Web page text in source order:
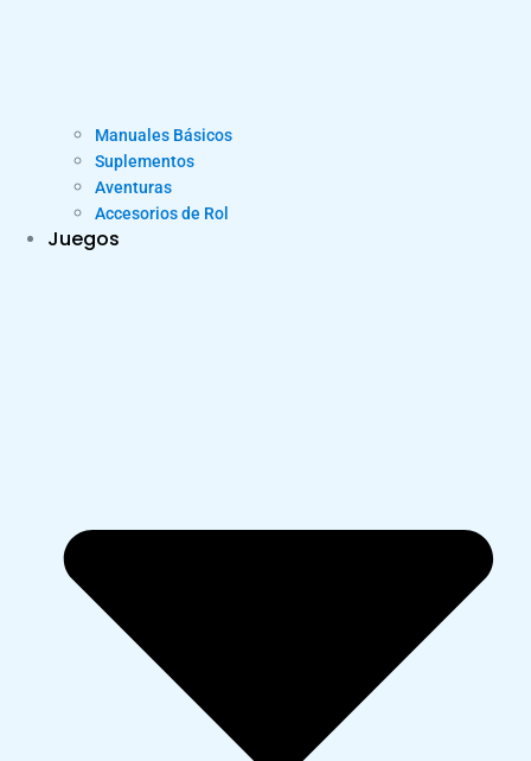
Manuales Básicos
Suplementos
Aventuras
Accesorios de Rol
Juegos